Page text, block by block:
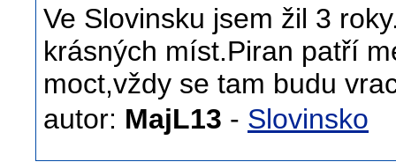
Ve Slovinsku jsem žil 3
krásných míst.Piran patří
moct,vždy se tam budu
autor: MajL13 - Slovinsko